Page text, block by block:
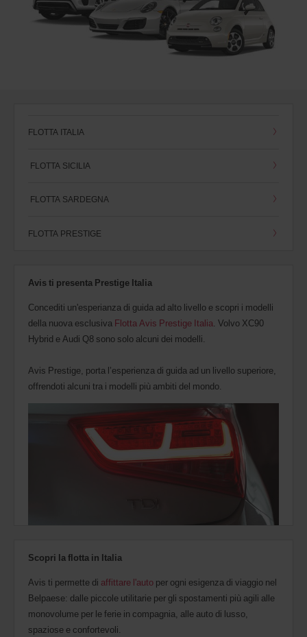
FLOTTA ITALIA
FLOTTA SICILIA
FLOTTA SARDEGNA
FLOTTA PRESTIGE
Avis ti presenta Prestige Italia
Concediti un'esperianza di guida ad alto livello e scopri i modelli
della nuova esclusiva Flotta Avis Prestige Italia . Volvo XC90
Hybrid e Audi Q8 sono solo alcuni dei modelli.
Avis Prestige, porta l’esperienza di guida ad un livello superiore,
offrendoti alcuni tra i modelli più ambiti del mondo.
Scopri la flotta in Italia
Avis ti permette di affittare l'auto per ogni esigenza di viaggio nel
Belpaese: dalle piccole utilitarie per gli spostamenti più agili alle
monovolume per le ferie in compagnia, alle auto di lusso,
spaziose e confortevoli.